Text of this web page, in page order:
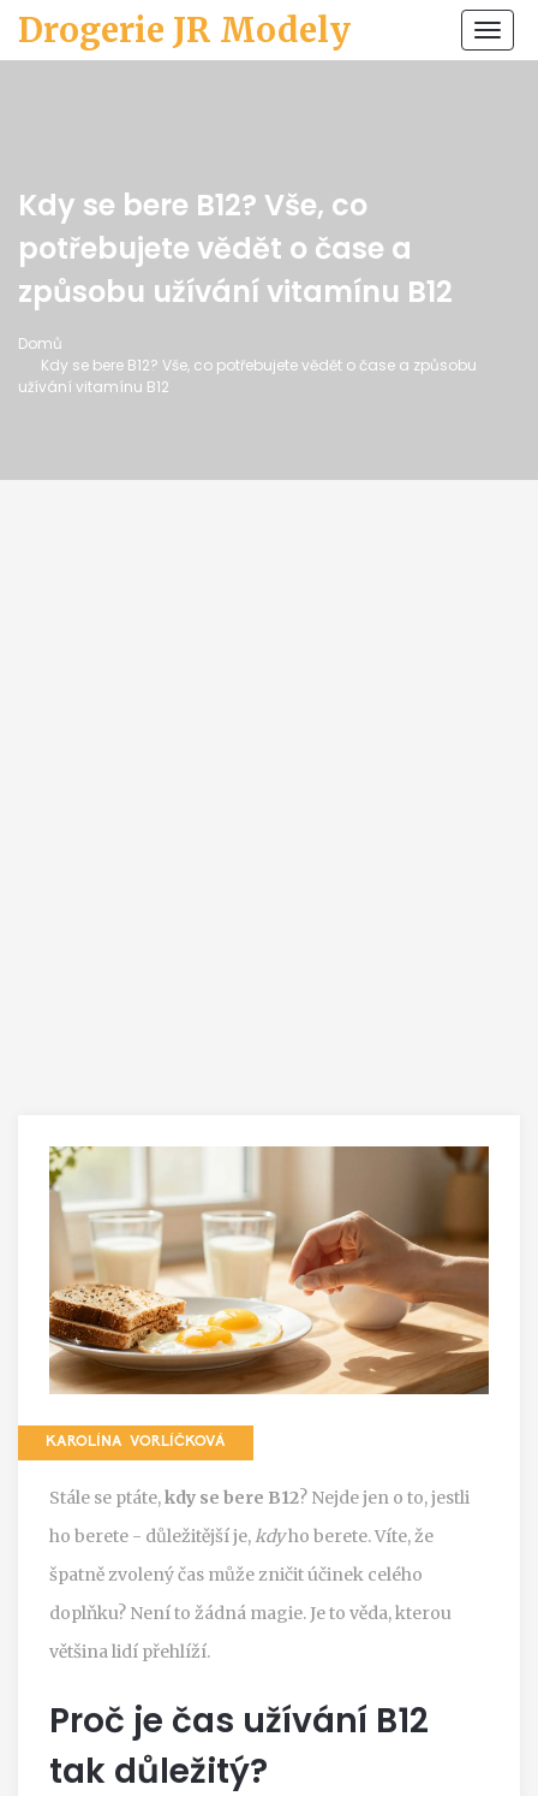
Drogerie JR Modely
Kdy se bere B12? Vše, co
potřebujete vědět o čase a
způsobu užívání vitamínu B12
Domů
Kdy se bere B12? Vše, co potřebujete vědět o čase a způsobu
užívání vitamínu B12
KAROLÍNA VORLÍČKOVÁ
Stále se ptáte,kdy se bere B12? Nejde jen o to, jestli
ho berete - důležitější je,kdyho berete. Víte, že
špatně zvolený čas může zničit účinek celého
doplňku? Není to žádná magie. Je to věda, kterou
většina lidí přehlíží.
Proč je čas užívání B12
tak důležitý?